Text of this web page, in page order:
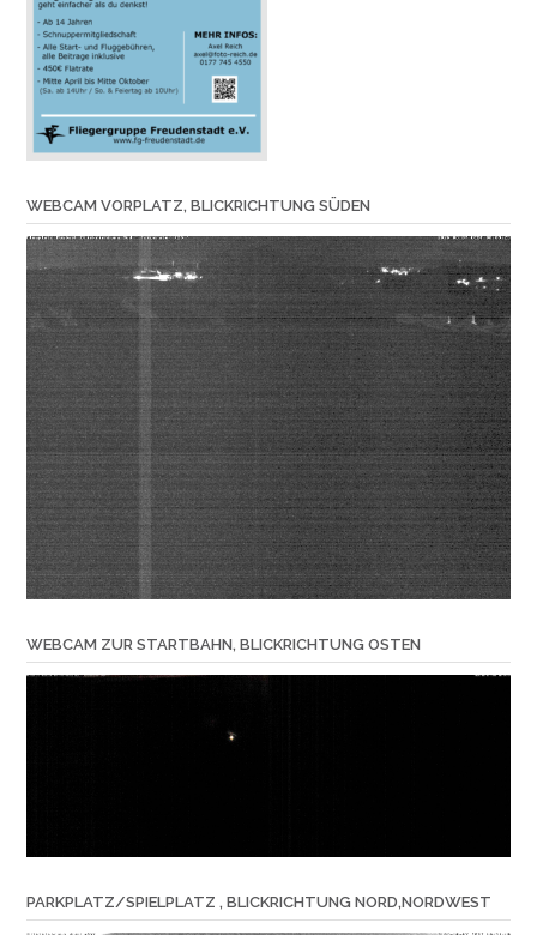
WEBCAM VORPLATZ, BLICKRICHTUNG SÜDEN
WEBCAM ZUR STARTBAHN, BLICKRICHTUNG OSTEN
PARKPLATZ/SPIELPLATZ , BLICKRICHTUNG NORD,NORDWEST